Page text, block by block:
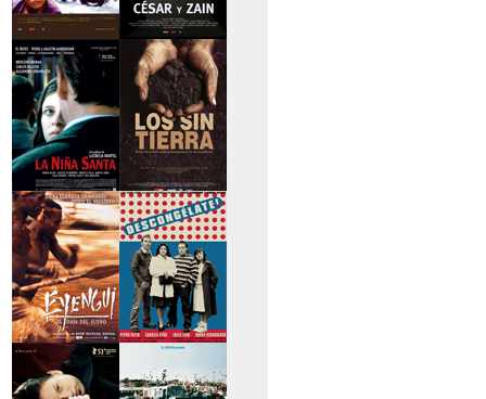
>Caravan >César y Zain
>La niña santa >Los sin tierra
>Eyengui, El Dios
del sueño